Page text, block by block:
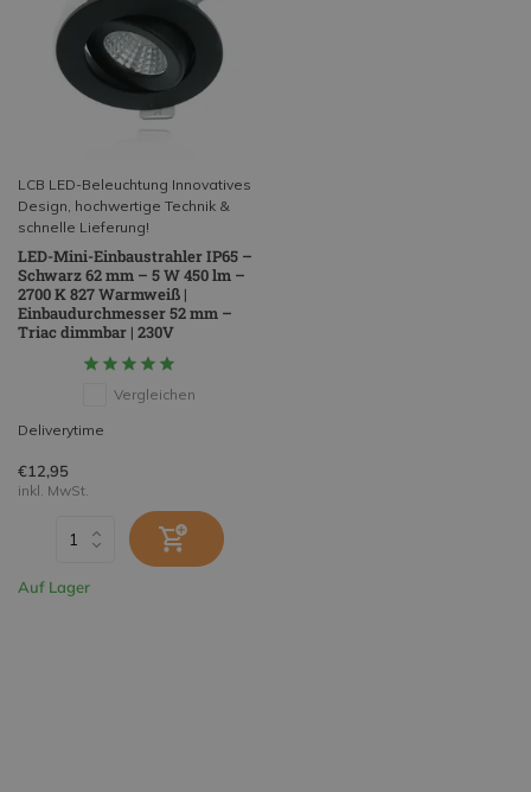
LCB LED-Beleuchtung Innovatives
Design, hochwertige Technik &
schnelle Lieferung!
LED-Mini-Einbaustrahler IP65 –
Schwarz 62 mm – 5 W 450 lm –
2700 K 827 Warmweiß |
Einbaudurchmesser 52 mm –
Triac dimmbar | 230V
Vergleichen
Deliverytime
€12,95
inkl. MwSt.
Auf Lager